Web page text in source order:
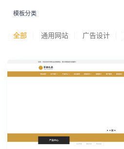
模板分类
全部 通用网站 广告设计